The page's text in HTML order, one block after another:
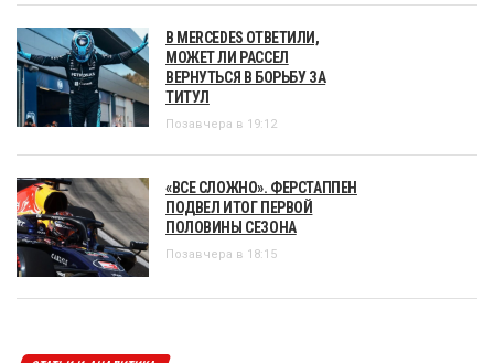
В MERCEDES ОТВЕТИЛИ,
МОЖЕТ ЛИ РАССЕЛ
ВЕРНУТЬСЯ В БОРЬБУ ЗА
ТИТУЛ
Позавчера в 19:12
«ВСЕ СЛОЖНО». ФЕРСТАППЕН
ПОДВЕЛ ИТОГ ПЕРВОЙ
ПОЛОВИНЫ СЕЗОНА
Позавчера в 18:15